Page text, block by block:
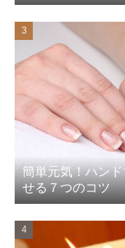
簡単元気！ハン
せる７つのコツ